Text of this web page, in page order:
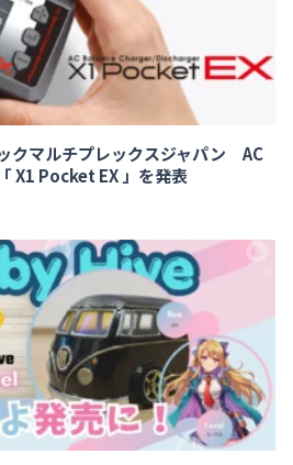
クマルチプレックスジャパン AC
X1 Pocket EX 」を発表